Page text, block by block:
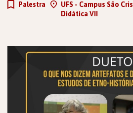
Palestra
UFS - Campus São
Didática VII